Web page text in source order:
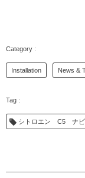
Installation News &
シトロエン C5 ナ